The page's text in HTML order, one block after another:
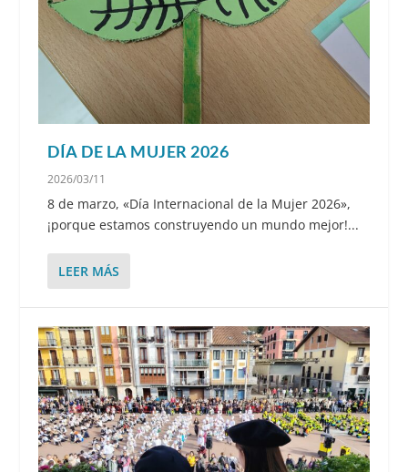
DÍA DE LA MUJER 2026
2026/03/11
8 de marzo, «Día Internacional de la Mujer 2026»,
¡porque estamos construyendo un mundo mejor!...
LEER MÁS